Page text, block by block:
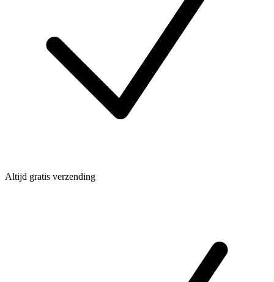
Altijd gratis verzending